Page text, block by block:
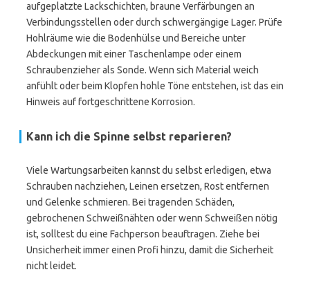
aufgeplatzte Lackschichten, braune Verfärbungen an
Verbindungsstellen oder durch schwergängige Lager. Prüfe
Hohlräume wie die Bodenhülse und Bereiche unter
Abdeckungen mit einer Taschenlampe oder einem
Schraubenzieher als Sonde. Wenn sich Material weich
anfühlt oder beim Klopfen hohle Töne entstehen, ist das ein
Hinweis auf fortgeschrittene Korrosion.
Kann ich die Spinne selbst reparieren?
Viele Wartungsarbeiten kannst du selbst erledigen, etwa
Schrauben nachziehen, Leinen ersetzen, Rost entfernen
und Gelenke schmieren. Bei tragenden Schäden,
gebrochenen Schweißnähten oder wenn Schweißen nötig
ist, solltest du eine Fachperson beauftragen. Ziehe bei
Unsicherheit immer einen Profi hinzu, damit die Sicherheit
nicht leidet.